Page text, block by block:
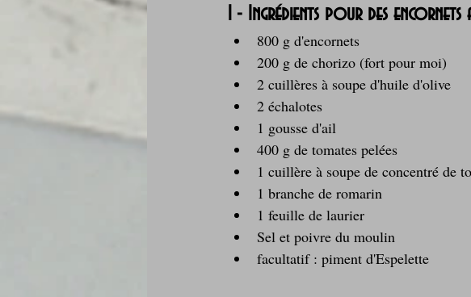
1 - Ingrédients pour des
800 g d'encornets
200 g de chorizo (fort pour moi)
2 cuillères à soupe d'huile d'olive
2 échalotes
1 gousse d'ail
400 g de tomates pelées
1 cuillère à soupe de concentré de
1 branche de romarin
1 feuille de laurier
Sel et poivre du moulin
facultatif : piment d'Espelette